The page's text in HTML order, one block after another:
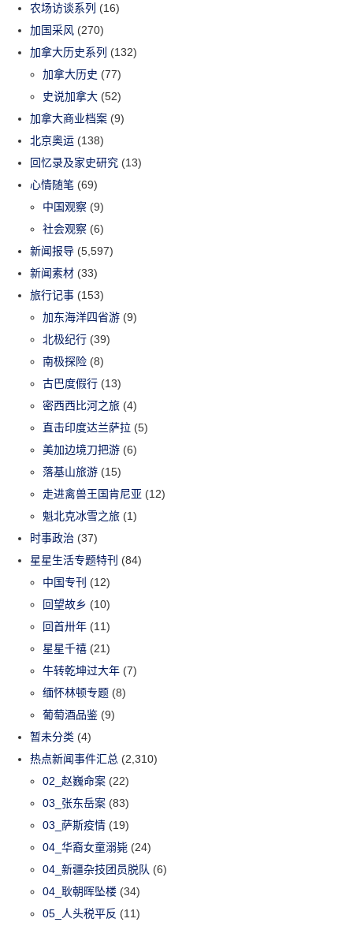
农场访谈系列 (16)
加国采风 (270)
加拿大历史系列 (132)
加拿大历史 (77)
史说加拿大 (52)
加拿大商业档案 (9)
北京奥运 (138)
回忆录及家史研究 (13)
心情随笔 (69)
中国观察 (9)
社会观察 (6)
新闻报导 (5,597)
新闻素材 (33)
旅行记事 (153)
加东海洋四省游 (9)
北极纪行 (39)
南极探险 (8)
古巴度假行 (13)
密西西比河之旅 (4)
直击印度达兰萨拉 (5)
美加边境刀把游 (6)
落基山旅游 (15)
走进禽兽王国肯尼亚 (12)
魁北克冰雪之旅 (1)
时事政治 (37)
星星生活专题特刊 (84)
中国专刊 (12)
回望故乡 (10)
回首卅年 (11)
星星千禧 (21)
牛转乾坤过大年 (7)
缅怀林顿专题 (8)
葡萄酒品鉴 (9)
暂未分类 (4)
热点新闻事件汇总 (2,310)
02_赵巍命案 (22)
03_张东岳案 (83)
03_萨斯疫情 (19)
04_华裔女童溺毙 (24)
04_新疆杂技团员脱队 (6)
04_耿朝晖坠楼 (34)
05_人头税平反 (11)